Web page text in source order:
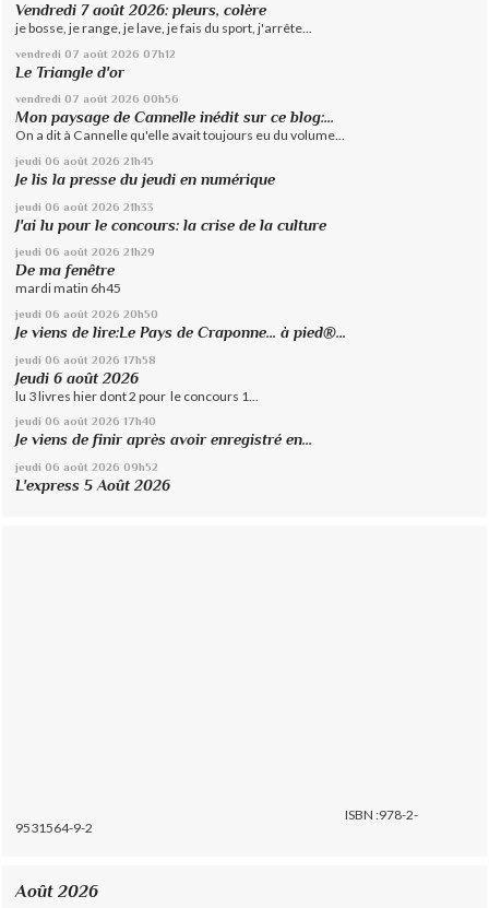
Vendredi 7 août 2026: pleurs, colère
je bosse, je range, je lave, je fais du sport, j'arrête...
vendredi 07 août 2026 07h12
Le Triangle d'or
vendredi 07 août 2026 00h56
Mon paysage de Cannelle inédit sur ce blog:...
On a dit à Cannelle qu'elle avait toujours eu du volume...
jeudi 06 août 2026 21h45
Je lis la presse du jeudi en numérique
jeudi 06 août 2026 21h33
J'ai lu pour le concours: la crise de la culture
jeudi 06 août 2026 21h29
De ma fenêtre
mardi matin 6h45
jeudi 06 août 2026 20h50
Je viens de lire:Le Pays de Craponne... à pied®...
jeudi 06 août 2026 17h58
Jeudi 6 août 2026
lu 3 livres hier dont 2 pour le concours 1...
jeudi 06 août 2026 17h40
Je viens de finir après avoir enregistré en...
jeudi 06 août 2026 09h52
L'express 5 Août 2026
ISBN :978-2-
9531564-9-2
Août 2026